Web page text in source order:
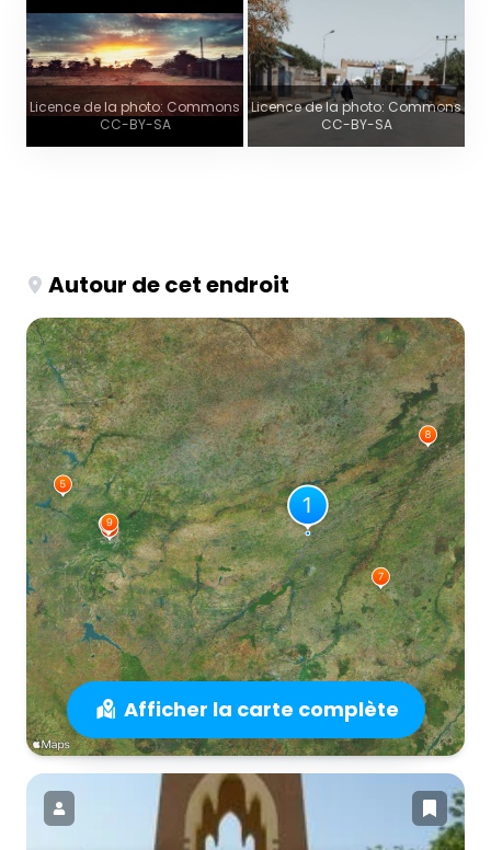
Licence de la photo: Commons
CC-BY-SA
Licence de la photo: Commons
CC-BY-SA
Autour de cet endroit
Afficher la carte complète